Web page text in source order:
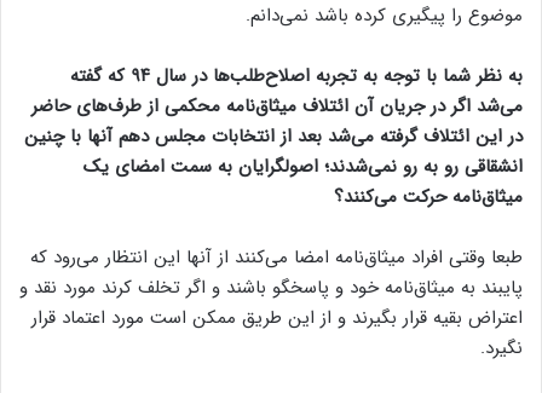
موضوع را پیگیری کرده باشد نمی‌دانم.
به نظر شما با توجه به تجربه اصلاح‌طلب‌ها در سال ۹۴ که گفته
می‌شد اگر در جریان آن ائتلاف میثاق‌نامه محکمی از طرف‌های حاضر
در این ائتلاف گرفته می‌شد بعد از انتخابات مجلس دهم آنها با چنین
انشقاقی رو به رو نمی‌شدند؛ اصولگرایان به سمت امضای یک
میثاق‌نامه حرکت می‌کنند؟
طبعا وقتی افراد میثاق‌نامه امضا می‌کنند از آنها این انتظار می‌رود که
پایبند به میثاق‌نامه خود و پاسخگو باشند و اگر تخلف کرند مورد نقد و
اعتراض بقیه قرار بگیرند و از این طریق ممکن است مورد اعتماد قرار
نگیرد.